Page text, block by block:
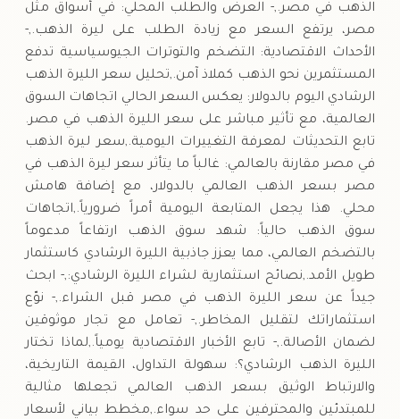
الذهب في مصر.,- العرض والطلب المحلي: في أسواق مثل
مصر، يرتفع السعر مع زيادة الطلب على ليرة الذهب.,-
الأحداث الاقتصادية: التضخم والتوترات الجيوسياسية تدفع
المستثمرين نحو الذهب كملاذ آمن.,تحليل سعر الليرة الذهب
الرشادي اليوم بالدولار: يعكس السعر الحالي اتجاهات السوق
العالمية، مع تأثير مباشر على سعر الليرة الذهب في مصر.
تابع التحديثات لمعرفة التغييرات اليومية.,سعر ليرة الذهب
في مصر مقارنة بالعالمي: غالباً ما يتأثر سعر ليرة الذهب في
مصر بسعر الذهب العالمي بالدولار، مع إضافة هامش
محلي. هذا يجعل المتابعة اليومية أمراً ضرورياً.,اتجاهات
سوق الذهب حالياً: شهد سوق الذهب ارتفاعاً مدعوماً
بالتضخم العالمي، مما يعزز جاذبية الليرة الرشادي كاستثمار
طويل الأمد.,نصائح استثمارية لشراء الليرة الرشادي:,- ابحث
جيداً عن سعر الليرة الذهب في مصر قبل الشراء.,- نوّع
استثماراتك لتقليل المخاطر.,- تعامل مع تجار موثوقين
لضمان الأصالة.,- تابع الأخبار الاقتصادية يومياً.,لماذا تختار
الليرة الذهب الرشادي؟: سهولة التداول، القيمة التاريخية،
والارتباط الوثيق بسعر الذهب العالمي تجعلها مثالية
للمبتدئين والمحترفين على حد سواء.,مخطط بياني لأسعار